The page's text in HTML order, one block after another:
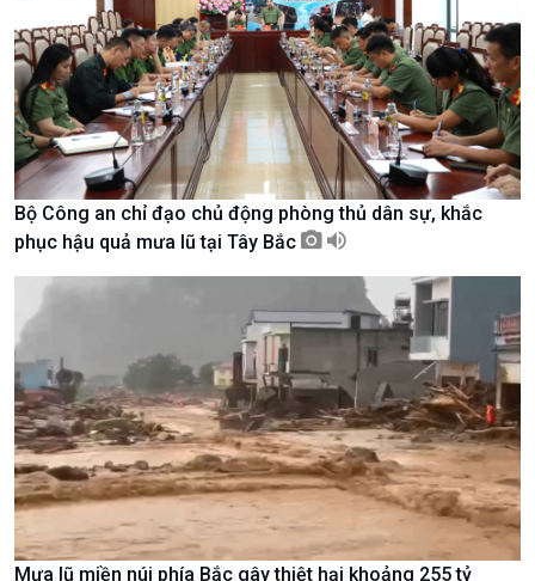
Xã hội
Tin Đời sống & Xã hội
360 độ Sức khỏe
Chuyển đổi Xanh
Tài nguyên và Môi trường
Chuyên gia của bạn
Xã hội chuyển động
Khoa học & Công nghệ
Tin Khoa học & Công nghệ
Kết nối công nghệ
Sống chung với biến đổi
khí hậu
Bộ Công an chỉ đạo chủ động phòng thủ dân sự, khắc
phục hậu quả mưa lũ tại Tây Bắc
Mưa lũ miền núi phía Bắc gây thiệt hại khoảng 255 tỷ